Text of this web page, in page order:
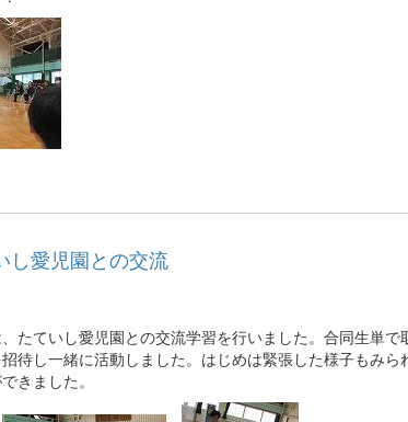
し愛児園との交流
たていし愛児園との交流学習を行いました。合同生単で
待し一緒に活動しました。はじめは緊張した様子もみら
きました。